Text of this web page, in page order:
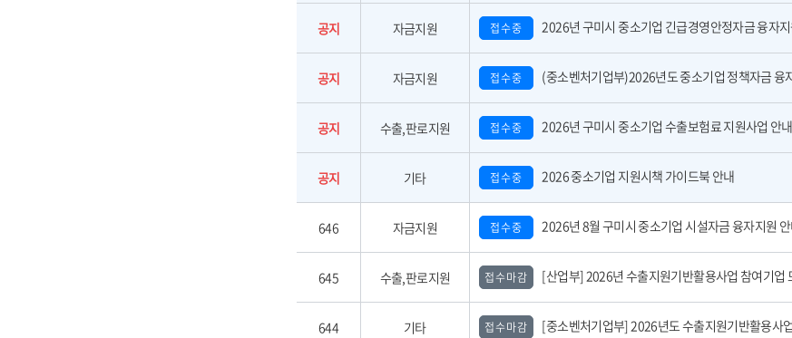
공지 자금지원 접수중 2026년 구미시 중소기업 긴급경영안정자금 융자
공지 자금지원 접수중 (중소벤처기업부)2026년도 중소기업 정책자금 융자계획 공
공지 수출,판로지원 접수중 2026년 구미시 중소기업 수출보험료 지원사업 안내
공지 기타 접수중 2026 중소기업 지원시책 가이드북 안내
646 자금지원 접수중 2026년 8월 구미시 중소기업 시설자금 융자지원
645 수출,판로지원 접수마감 [산업부] 2026년 수출지원기반활용사업 참여기업 모집공고(긴급지원바
644 기타 접수마감 [중소벤처기업부] 2026년도 수출지원기반활용사업(수출바우처) 참여기업 3차